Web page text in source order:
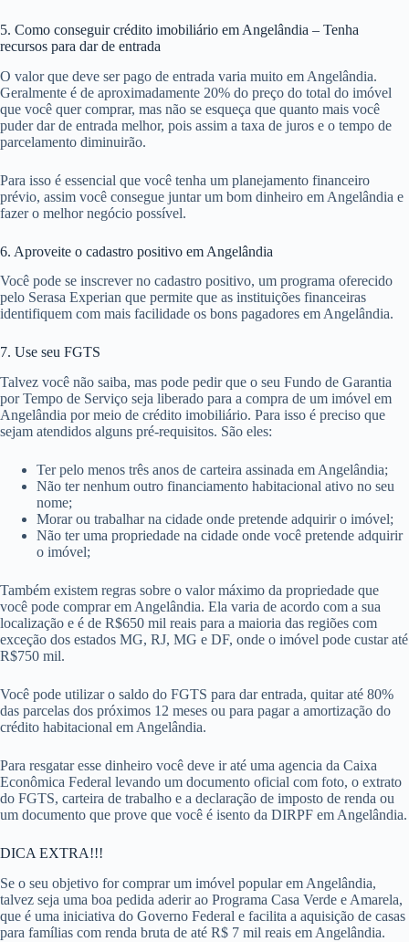
5. Como conseguir crédito imobiliário em Angelândia – Tenha
recursos para dar de entrada
O valor que deve ser pago de entrada varia muito em Angelândia.
Geralmente é de aproximadamente 20% do preço do total do imóvel
que você quer comprar, mas não se esqueça que quanto mais você
puder dar de entrada melhor, pois assim a taxa de juros e o tempo de
parcelamento diminuirão.
Para isso é essencial que você tenha um planejamento financeiro
prévio, assim você consegue juntar um bom dinheiro em Angelândia e
fazer o melhor negócio possível.
6. Aproveite o cadastro positivo em Angelândia
Você pode se inscrever no cadastro positivo, um programa oferecido
pelo Serasa Experian que permite que as instituições financeiras
identifiquem com mais facilidade os bons pagadores em Angelândia.
7. Use seu FGTS
Talvez você não saiba, mas pode pedir que o seu Fundo de Garantia
por Tempo de Serviço seja liberado para a compra de um imóvel em
Angelândia por meio de crédito imobiliário. Para isso é preciso que
sejam atendidos alguns pré-requisitos. São eles:
Ter pelo menos três anos de carteira assinada em Angelândia;
Não ter nenhum outro financiamento habitacional ativo no seu
nome;
Morar ou trabalhar na cidade onde pretende adquirir o imóvel;
Não ter uma propriedade na cidade onde você pretende adquirir
o imóvel;
Também existem regras sobre o valor máximo da propriedade que
você pode comprar em Angelândia. Ela varia de acordo com a sua
localização e é de R$650 mil reais para a maioria das regiões com
exceção dos estados MG, RJ, MG e DF, onde o imóvel pode custar até
R$750 mil.
Você pode utilizar o saldo do FGTS para dar entrada, quitar até 80%
das parcelas dos próximos 12 meses ou para pagar a amortização do
crédito habitacional em Angelândia.
Para resgatar esse dinheiro você deve ir até uma agencia da Caixa
Econômica Federal levando um documento oficial com foto, o extrato
do FGTS, carteira de trabalho e a declaração de imposto de renda ou
um documento que prove que você é isento da DIRPF em Angelândia.
DICA EXTRA!!!
Se o seu objetivo for comprar um imóvel popular em Angelândia,
talvez seja uma boa pedida aderir ao Programa Casa Verde e Amarela,
que é uma iniciativa do Governo Federal e facilita a aquisição de casas
para famílias com renda bruta de até R$ 7 mil reais em Angelândia.